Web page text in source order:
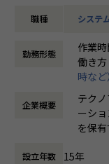
・【医療機器】樹
め
会社についての詳細
当社は、約8,500名
ィングを融合し、
する総合技術ソリ
ど幅広い業界におい
職種 システ
勤務形態
作業
働き方
時など）
時間
休憩
企業概要
テク
ーシ
を保
設立年数 15年